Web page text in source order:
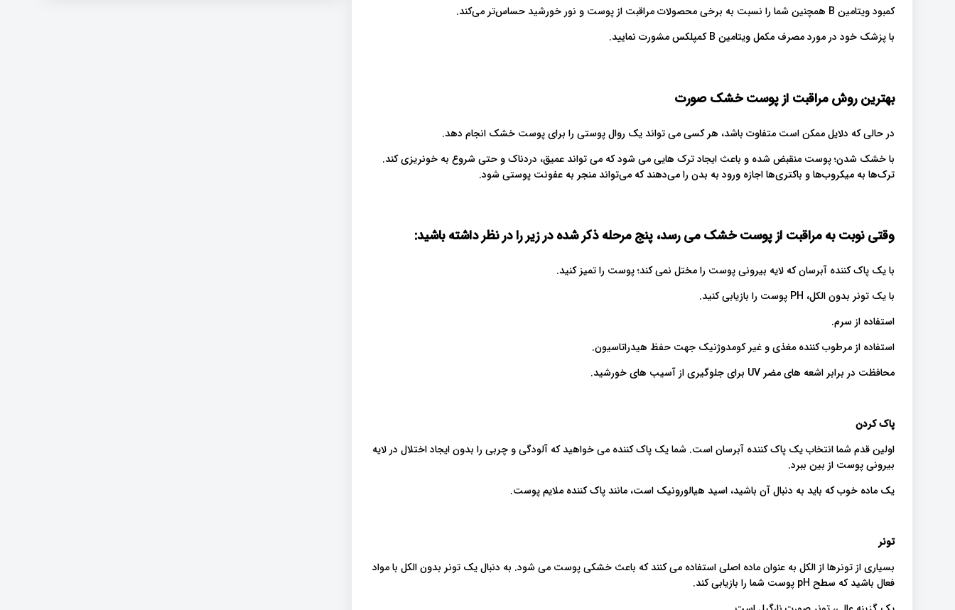
کمبود ویتامین B همچنین شما را نسبت به برخی محصولات مراقبت از پوست و نور خورشید حساس‌تر می‌کند.
با پزشک خود در مورد مصرف مکمل ویتامین B کمپلکس مشورت نمایید.
بهترین روش مراقبت از پوست خشک صورت
در حالی که دلایل ممکن است متفاوت باشد، هر کسی می تواند یک روال پوستی را برای پوست خشک انجام دهد.
با خشک شدن؛ پوست منقبض شده و باعث ایجاد ترک هایی می شود که می تواند عمیق، دردناک و حتی شروع به خونریزی کند.
ترک‌ها به میکروب‌ها و باکتری‌ها اجازه ورود به بدن را می‌دهند که می‌تواند منجر به عفونت پوستی شود.
وقتی نوبت به مراقبت از پوست خشک می رسد، پنج مرحله ذکر شده در زیر را در نظر داشته باشید:
با یک پاک کننده آبرسان که لایه بیرونی پوست را مختل نمی کند؛ پوست را تمیز کنید.
با یک تونر بدون الکل، PH پوست را بازیابی کنید.
استفاده از سرم.
استفاده از مرطوب کننده مغذی و غیر کومدوژنیک جهت حفظ هیدراتاسیون.
محافظت در برابر اشعه های مضر UV برای جلوگیری از آسیب های خورشید.
پاک کردن
اولین قدم شما انتخاب یک پاک کننده آبرسان است. شما یک پاک کننده می خواهید که آلودگی و چربی را بدون ایجاد اختلال در لایه
بیرونی پوست از بین ببرد.
یک ماده خوب که باید به دنبال آن باشید، اسید هیالورونیک است، مانند پاک کننده ملایم پوست.
تونر
بسیاری از تونرها از الکل به عنوان ماده اصلی استفاده می کنند که باعث خشکی پوست می شود. به دنبال یک تونر بدون الکل با مواد
فعال باشید که سطح pH پوست شما را بازیابی کند.